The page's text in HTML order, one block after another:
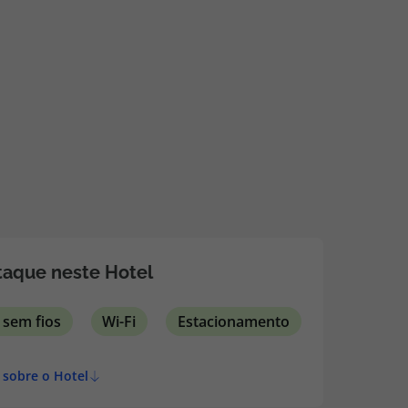
neste Hotel
fios Wi-Fi Estacionamento
sobre o Hotel